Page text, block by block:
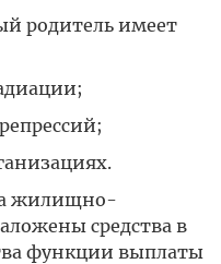
родитель имеет
жилищно-
средства в
функции выплаты